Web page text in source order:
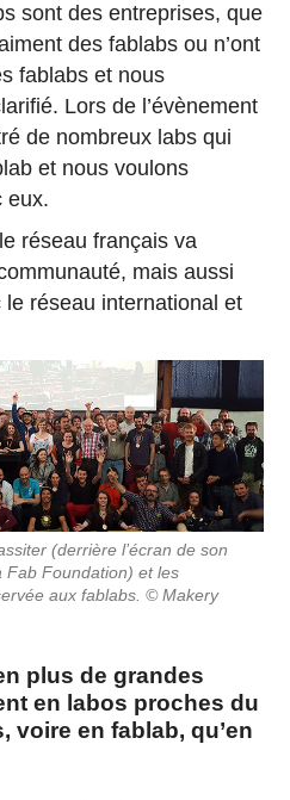
sont des entreprises, que
des fablabs ou n’ont
fablabs et nous
Lors de l’évènement
de nombreux labs qui
et nous voulons
eux.
réseau français va
mais aussi
réseau international et
(derrière l’écran de son
Fab Foundation) et les
aux fablabs. © Makery
plus de grandes
en labos proches du
voire en fablab, qu’en